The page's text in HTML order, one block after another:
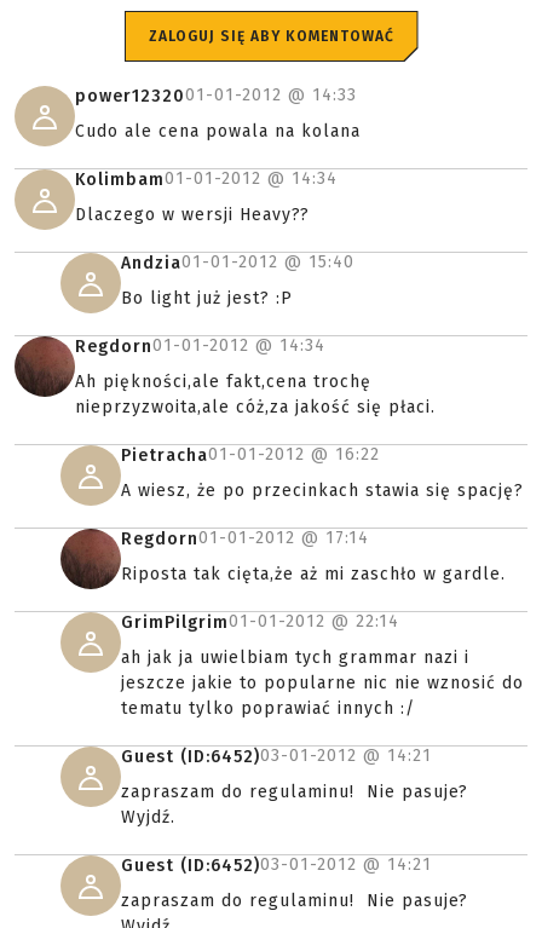
ZALOGUJ SIĘ ABY KOMENTOWAĆ
power1232001-01-2012 @ 14:33
Cudo ale cena powala na kolana
Kolimbam01-01-2012 @ 14:34
Dlaczego w wersji Heavy??
Andzia01-01-2012 @ 15:40
Bo light już jest? :P
Regdorn01-01-2012 @ 14:34
Ah piękności,ale fakt,cena trochę
nieprzyzwoita,ale cóż,za jakość się płaci.
Pietracha01-01-2012 @ 16:22
A wiesz, że po przecinkach stawia się spację?
Regdorn01-01-2012 @ 17:14
Riposta tak cięta,że aż mi zaschło w gardle.
GrimPilgrim01-01-2012 @ 22:14
ah jak ja uwielbiam tych grammar nazi i
jeszcze jakie to popularne nic nie wznosić do
tematu tylko poprawiać innych :/
Guest (ID:6452)03-01-2012 @ 14:21
zapraszam do regulaminu! Nie pasuje?
Wyjdź.
Guest (ID:6452)03-01-2012 @ 14:21
zapraszam do regulaminu! Nie pasuje?